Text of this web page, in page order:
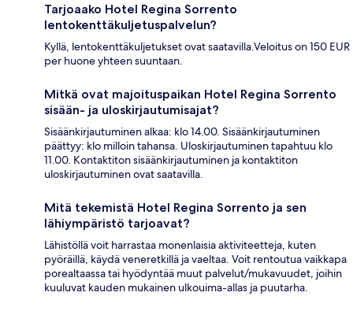
Tarjoaako Hotel Regina Sorrento
lentokenttäkuljetuspalvelun?
Kyllä, lentokenttäkuljetukset ovat saatavilla.Veloitus on 150 EUR
per huone yhteen suuntaan.
Mitkä ovat majoituspaikan Hotel Regina Sorrento
sisään- ja uloskirjautumisajat?
Sisäänkirjautuminen alkaa: klo 14.00. Sisäänkirjautuminen
päättyy: klo milloin tahansa. Uloskirjautuminen tapahtuu klo
11.00. Kontaktiton sisäänkirjautuminen ja kontaktiton
uloskirjautuminen ovat saatavilla.
Mitä tekemistä Hotel Regina Sorrento ja sen
lähiympäristö tarjoavat?
Lähistöllä voit harrastaa monenlaisia aktiviteetteja, kuten
pyöräillä, käydä veneretkillä ja vaeltaa. Voit rentoutua vaikkapa
porealtaassa tai hyödyntää muut palvelut/mukavuudet, joihin
kuuluvat kauden mukainen ulkouima-allas ja puutarha.